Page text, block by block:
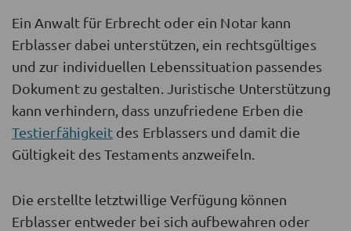
Ein Anwalt für Erbrecht oder ein Notar kann
Erblasser dabei unterstützen, ein rechtsgültiges
und zur individuellen Lebenssituation passendes
Dokument zu gestalten. Juristische Unterstützung
kann verhindern, dass unzufriedene Erben die
Testierfähigkeit des Erblassers und damit die
Gültigkeit des Testaments anzweifeln.
Die erstellte letztwillige Verfügung können
Erblasser entweder bei sich aufbewahren oder